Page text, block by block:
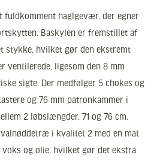
fuldkomment haglgevær, der egner
Baskylen er fremstillet af
stykke, hvilket gør den ekstremt
ventilerede, ligesom den 8 mm
sigte. Der medfølger 5 chokes og
og 76 mm patronkammer i
2 løbslængder, 71 og 76 cm.
i kvalitet 2 med en mat
og olie, hvilket gør det ekstra